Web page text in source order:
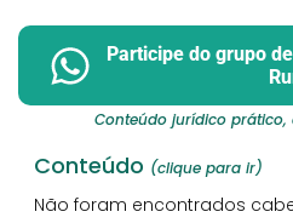
Participe do grupo
Conteúdo jurídico
Conteúdo (clique para ir)
Não foram encontrados